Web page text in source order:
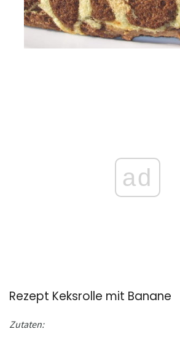
ad
Rezept Keksrolle mit Banane
Zutaten: